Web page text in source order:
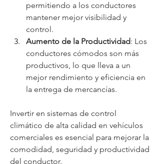
permitiendo a los conductores
mantener mejor visibilidad y
control.
Aumento de la Productividad: Los
conductores cómodos son más
productivos, lo que lleva a un
mejor rendimiento y eficiencia en
la entrega de mercancías.
Invertir en sistemas de control
climático de alta calidad en vehículos
comerciales es esencial para mejorar la
comodidad, seguridad y productividad
del conductor.